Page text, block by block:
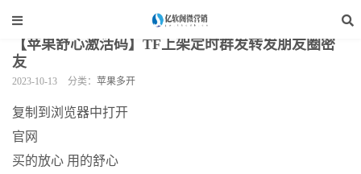
当前位置： 手机软件 > 苹果多开
【苹果舒心激活码】TF上架定时群发转发朋友圈密
友
2023-10-13 分类： 苹果多开
复制到浏览器中打开
官网
买的放心 用的舒心